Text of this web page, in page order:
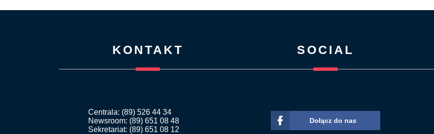
KONTAKT
Centrala: (89) 526 44 34
Newsroom: (89) 651 08 48
Sekretariat: (89) 651 08 12
SOCIAL
Dołącz do nas